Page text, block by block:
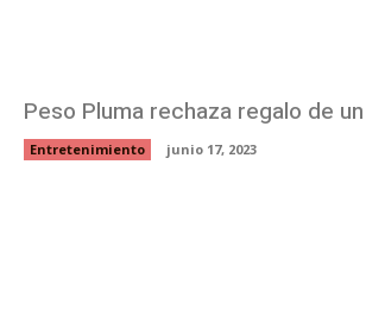
Peso Pluma rechaza regalo de
Entretenimiento junio 17, 2023